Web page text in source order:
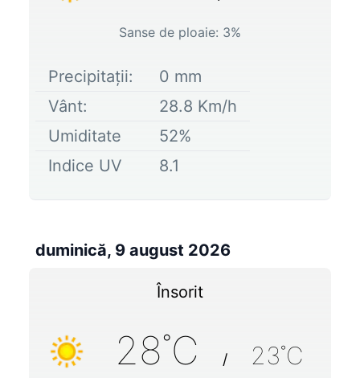
Sanse de ploaie: 3%
Precipitații: 0 mm
Vânt:
28.8 Km/h
Umiditate
52%
Indice UV
8.1
duminică, 9 august 2026
Însorit
28˚C / 23˚C